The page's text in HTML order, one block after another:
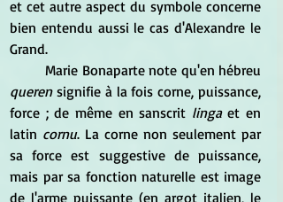
et cet autre aspect du symbole concerne
bien entendu aussi le cas d'Alexandre le
Grand.
	Marie Bonaparte note qu'en hébreu
queren signifie à la fois corne, puissance,
force ; de même en sanscrit linga et en
latin cornu. La corne non seulement par
sa force est suggestive de puissance,
mais par sa fonction naturelle est image
de l'arme puissante (en argot italien, le